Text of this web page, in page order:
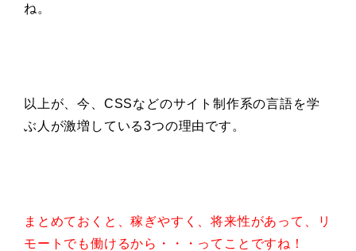
ね。
以上が、今、CSSなどのサイト制作系の言語を学
ぶ人が激増している3つの理由です。
まとめておくと、稼ぎやすく、将来性があって、リ
モートでも働けるから・・・ってことですね！